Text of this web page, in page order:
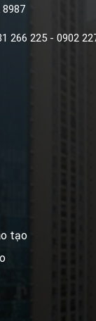
8987
266 225 - 0902
tạo